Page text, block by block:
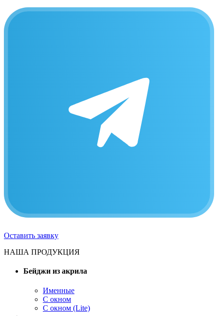
Оставить заявку
НАША ПРОДУКЦИЯ
Бейджи из акрила
Именные
С окном
С окном (Lite)